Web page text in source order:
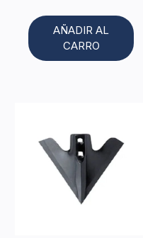
AÑADIR AL
CARRO